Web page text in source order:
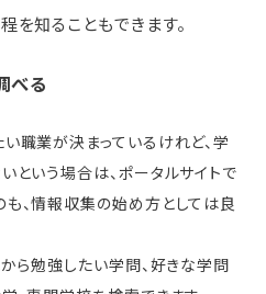
を知ることもできます。
べる
職業が決まっているけれど、学
という場合は、ポータルサイトで
、情報収集の始め方としては良
ら勉強したい学問、好きな学問